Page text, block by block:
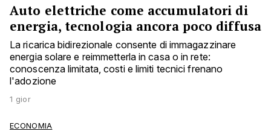
Auto elettriche come accumulatori di
energia, tecnologia ancora poco diffusa
La ricarica bidirezionale consente di immagazzinare
energia solare e reimmetterla in casa o in rete:
conoscenza limitata, costi e limiti tecnici frenano
l'adozione
1 gior
ECONOMIA